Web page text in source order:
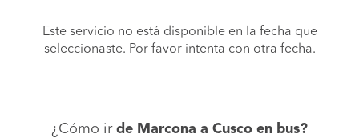
Este servicio no está disponible en la fecha que
seleccionaste. Por favor intenta con otra fecha.
¿Cómo ir de Marcona a Cusco en bus?